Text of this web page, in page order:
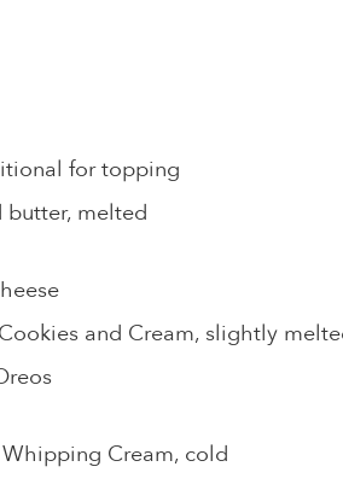
for topping
butter, melted
and Cream, slightly
Cream, cold